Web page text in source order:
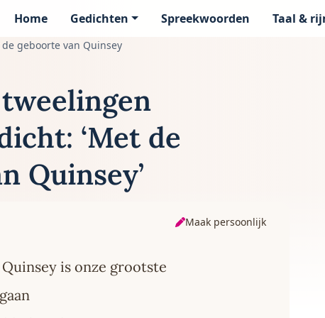
Home Gedichten Spreekwoorden Taal &
geboorte van Quinsey
‘Met de
Quinsey’
Maak persoonlijk
is onze grootste